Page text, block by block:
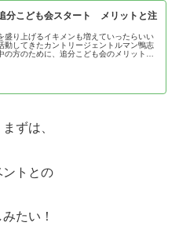
追分こども会スタート メリットと注
盛り上げるイキメンも増えていったらいい
動してきたカントリージェントルマン鴨志
の方のために、追分こども会のメリットと
ずは、
ントとの
たい！